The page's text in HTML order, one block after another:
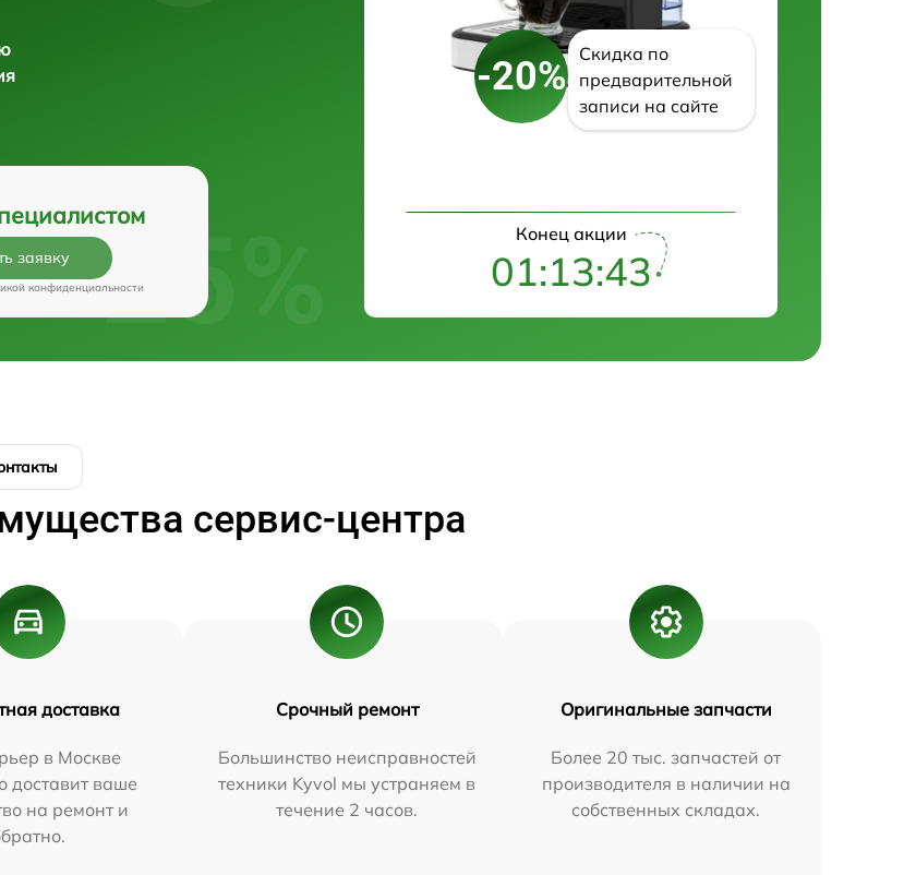
заявку
конфиденциальности
-20%
Скидка по
предварительной
записи на сайте
Конец акции
01:13:42
сервис-центра
доставка
в Москве
доставит ваше
на ремонт и
Срочный ремонт
Большинство неисправностей
техники Kyvol мы устраняем в
течение 2 часов.
Оригинальные запчасти
Более 20 тыс. запчастей от
производителя в наличии на
собственных складах.